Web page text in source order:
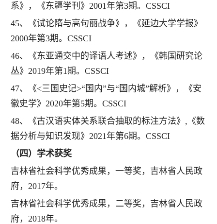
系》，《东疆学刊》2001年第3期。CSSCI
45、《试论隋与高句丽战争》，《延边大学学报》
2000年第3期。CSSCI
46、《东亚通交中的译语人考述》，《韩国研究论
丛》2019年第1期。CSSCI
47、《<三国史记>“国内”与“国内城”解析》，《安
徽史学》2020年第5期。CSSCI
48、《古汉语实体关系联合抽取的标注方法》,《数
据分析与知识发现》2021年第6期。CSSCI
（四）学术获奖
吉林省社会科学优秀成果，一等奖，吉林省人民政
府，2017年。
吉林省社会科学优秀成果，二等奖，吉林省人民政
府，2018年。